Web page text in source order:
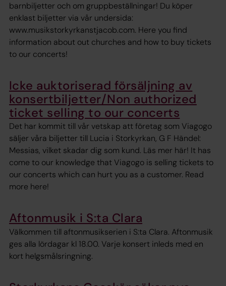
barnbiljetter och om gruppbeställningar! Du köper
enklast biljetter via vår undersida:
www.musikstorkyrkanstjacob.com. Here you find
information about out churches and how to buy tickets
to our concerts!
Icke auktoriserad försäljning av
konsertbiljetter/Non authorized
ticket selling to our concerts
Det har kommit till vår vetskap att företag som Viagogo
säljer våra biljetter till Lucia i Storkyrkan, G F Händel:
Messias, vilket skadar dig som kund. Läs mer här! It has
come to our knowledge that Viagogo is selling tickets to
our concerts which can hurt you as a customer. Read
more here!
Aftonmusik i S:ta Clara
Välkommen till aftonmusikserien i S:ta Clara. Aftonmusik
ges alla lördagar kl 18.00. Varje konsert inleds med en
kort helgsmålsringning.